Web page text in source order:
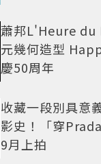
蕭邦L'Heure du
元幾何造型
慶50周年
收藏一段別具意
影史！「穿
9月上拍